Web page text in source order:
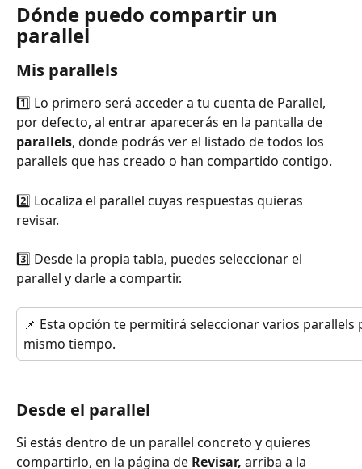
Dónde puedo compartir un
parallel
Mis parallels
1️⃣ Lo primero será acceder a tu cuenta de Parallel,
por defecto, al entrar aparecerás en la pantalla de
parallels, donde podrás ver el listado de todos los
parallels que has creado o han compartido contigo.
2️⃣ Localiza el parallel cuyas respuestas quieras
revisar.
3️⃣ Desde la propia tabla, puedes seleccionar el
parallel y darle a compartir.
📌 Esta opción te permitirá seleccionar varios
mismo tiempo.
Desde el parallel
Si estás dentro de un parallel concreto y quieres
compartirlo, en la página de Revisar, arriba a la